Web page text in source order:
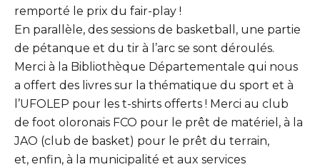
remporté le prix du fair-play !
En parallèle, des sessions de basketball, une partie
de pétanque et du tir à l’arc se sont déroulés.
Merci à la Bibliothèque Départementale qui nous
a offert des livres sur la thématique du sport et à
l’UFOLEP pour les t-shirts offerts ! Merci au club
de foot oloronais FCO pour le prêt de matériel, à la
JAO (club de basket) pour le prêt du terrain,
et, enfin, à la municipalité et aux services